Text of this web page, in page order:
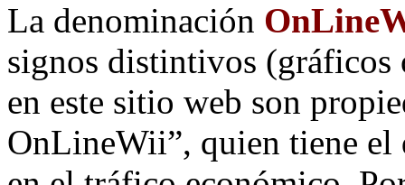
La denominación
signos distintivos (gráficos
en este sitio web son
OnLineWii”, quien tiene